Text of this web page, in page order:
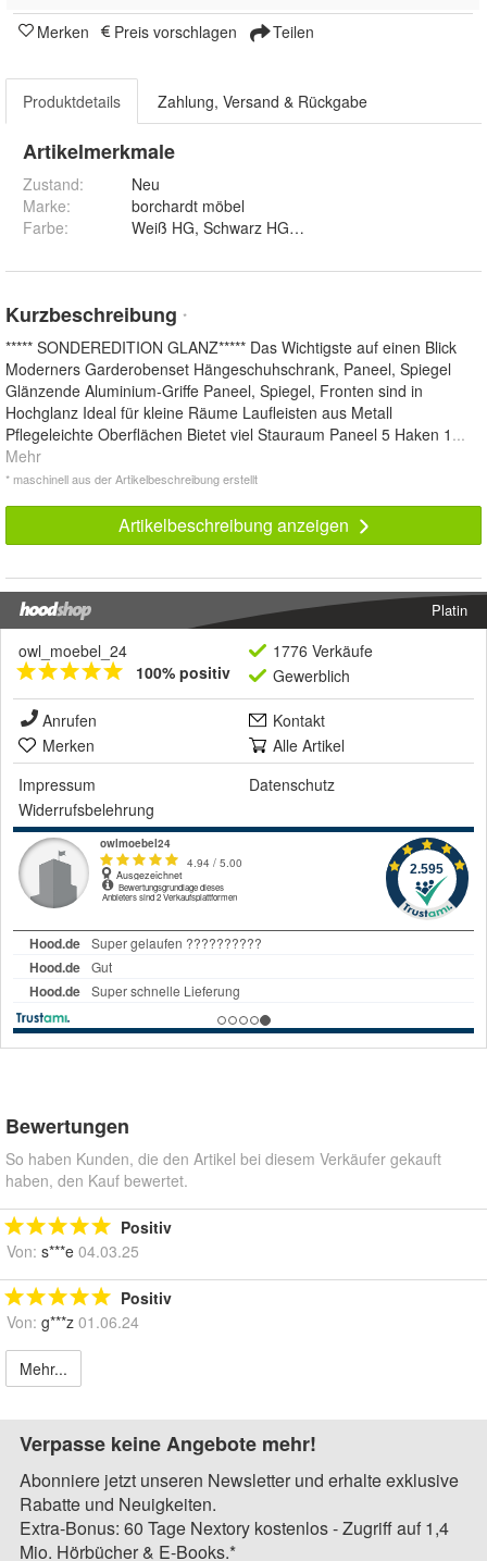
Merken Preis vorschlagen Teilen
Produktdetails Zahlung, Versand & Rückgabe
Artikelmerkmale
Zustand:
Neu
Marke:
borchardt möbel
Farbe:
Kurzbeschreibung *
***** SONDEREDITION GLANZ***** Das Wichtigste auf einen Blick
Moderners Garderobenset Hängeschuhschrank, Paneel, Spiegel
Glänzende Aluminium-Griffe Paneel, Spiegel, Fronten sind in
Hochglanz Ideal für kleine Räume Laufleisten aus Metall
Pflegeleichte Oberflächen Bietet viel Stauraum Paneel 5 Haken 1 ...
Mehr
* maschinell aus der Artikelbeschreibung erstellt
Artikelbeschreibung anzeigen
Platin
owl_moebel_24
100% positiv
1776 Verkäufe
Gewerblich
Anrufen
Kontakt
Merken
Alle Artikel
Impressum
Datenschutz
Widerrufsbelehrung
Bewertungen
So haben Kunden, die den Artikel bei diesem Verkäufer gekauft
haben, den Kauf bewertet.
Positiv
Von: s***e 04.03.25
Positiv
Von: g***z 01.06.24
Mehr...
Verpasse keine Angebote mehr!
Abonniere jetzt unseren Newsletter und erhalte exklusive
Rabatte und Neuigkeiten.
Extra-Bonus: 60 Tage Nextory kostenlos - Zugriff auf 1,4
Mio. Hörbücher & E-Books.*